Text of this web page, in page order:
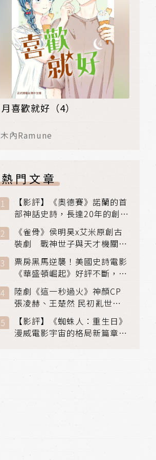
月喜歡就好（4）
木內Ramune
熱門文章
【影評】《奧德賽》諾蘭的首
部神話史詩，長達20年的創傷
與贖罪之旅
《雀骨》侯明昊x艾米原創古
裝劇 戰神世子與天才機關師
聯手攻克身世之謎
票房黑馬逆襲！美國史詩電影
《華盛頓崛起》好評不斷，輾
壓《玩具總動員5》、《超少
女》
陸劇《這一秒過火》神顏CP
張凌赫、王楚然 民初亂世、
家仇國難也要大談禁忌叔嫂戀
【影評】《蜘蛛人：重生日》
漫威電影宇宙的格局新篇章，